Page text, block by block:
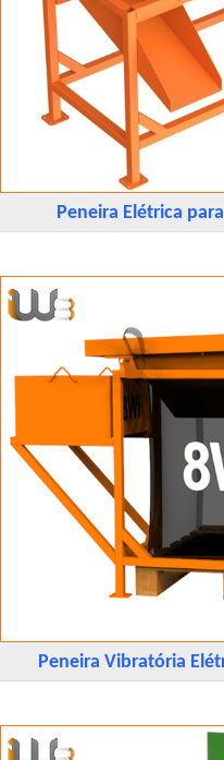
Peneira Elétrica
Peneira Vibratória